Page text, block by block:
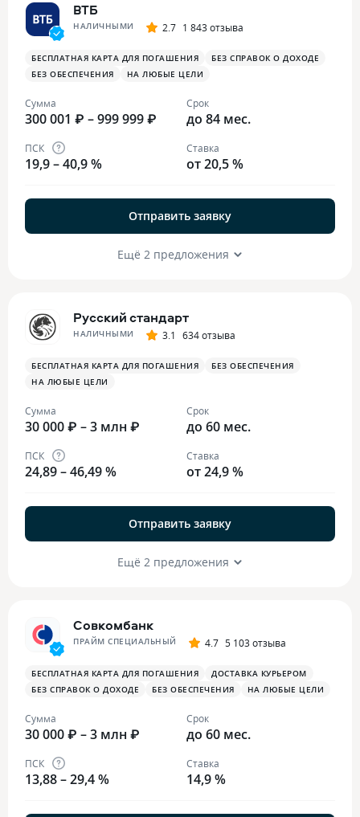
ВТБ
НАЛИЧНЫМИ 2.7 1 843 отзыва
БЕСПЛАТНАЯ КАРТА ДЛЯ ПОГАШЕНИЯ
БЕЗ СПРАВОК О ДОХОДЕ
БЕЗ ОБЕСПЕЧЕНИЯ
НА ЛЮБЫЕ ЦЕЛИ
Сумма
300 001 ₽ – 999 999 ₽
Срок
до 84 мес.
ПСК
19,9 – 40,9 %
Ставка
от 20,5 %
Отправить заявку
Ещё 2 предложения
Русский стандарт
НАЛИЧНЫМИ 3.1 634 отзыва
БЕСПЛАТНАЯ КАРТА ДЛЯ ПОГАШЕНИЯ
БЕЗ ОБЕСПЕЧЕНИЯ
НА ЛЮБЫЕ ЦЕЛИ
Сумма
30 000 ₽ – 3 млн ₽
Срок
до 60 мес.
ПСК
24,89 – 46,49 %
Ставка
от 24,9 %
Отправить заявку
Ещё 2 предложения
Совкомбанк
ПРАЙМ СПЕЦИАЛЬНЫЙ 4.7 5 103 отзыва
БЕСПЛАТНАЯ КАРТА ДЛЯ ПОГАШЕНИЯ
ДОСТАВКА КУРЬЕРОМ
БЕЗ СПРАВОК О ДОХОДЕ
БЕЗ ОБЕСПЕЧЕНИЯ НА ЛЮБЫЕ ЦЕЛИ
Сумма
30 000 ₽ – 3 млн ₽
Срок
до 60 мес.
ПСК
13,88 – 29,4 %
Ставка
14,9 %